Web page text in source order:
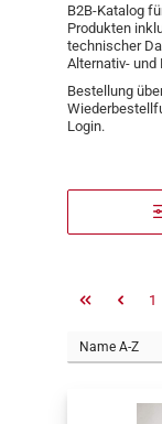
B2B-Katalog
Produkten
technischer
Alternativ- und
Bestellung
Login.
1